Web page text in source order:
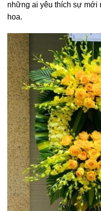
những ai yêu thích sự mới
hoa.